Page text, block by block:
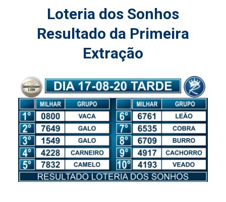
Loteria dos Sonhos
Resultado da Primeira
Extração